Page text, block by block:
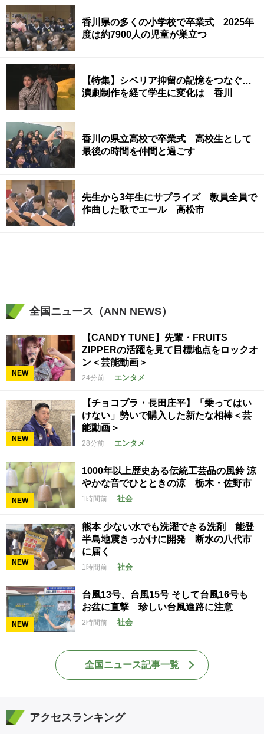
香川県の多くの小学校で卒業式 2025年
度は約7900人の児童が巣立つ
【特集】シベリア抑留の記憶をつなぐ…
演劇制作を経て学生に変化は 香川
香川の県立高校で卒業式 高校生として
最後の時間を仲間と過ごす
先生から3年生にサプライズ 教員全員で
作曲した歌でエール 高松市
全国ニュース（ANN NEWS）
NEW
【CANDY TUNE】先輩・FRUITS
ZIPPERの活躍を見て目標地点をロックオ
ン＜芸能動画＞
24分前 エンタメ
NEW
【チョコプラ・長田庄平】「乗ってはい
けない」勢いで購入した新たな相棒＜芸
能動画＞
28分前 エンタメ
NEW
1000年以上歴史ある伝統工芸品の風鈴 涼
やかな音でひとときの涼 栃木・佐野市
1時間前 社会
NEW
熊本 少ない水でも洗濯できる洗剤 能登
半島地震きっかけに開発 断水の八代市
に届く
1時間前 社会
NEW
台風13号、台風15号 そして台風16号も
お盆に直撃 珍しい台風進路に注意
2時間前 社会
全国ニュース記事一覧
アクセスランキング